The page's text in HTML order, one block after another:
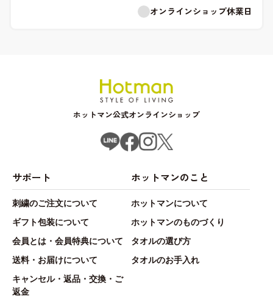
オンラインショップ休業日
ホットマン公式オンラインショップ
サポート
刺繍のご注文について
ギフト包装について
会員とは・会員特典について
送料・お届けについて
キャンセル・返品・交換・ご
返金
ホットマンのこと
ホットマンについて
ホットマンのものづくり
タオルの選び方
タオルのお手入れ